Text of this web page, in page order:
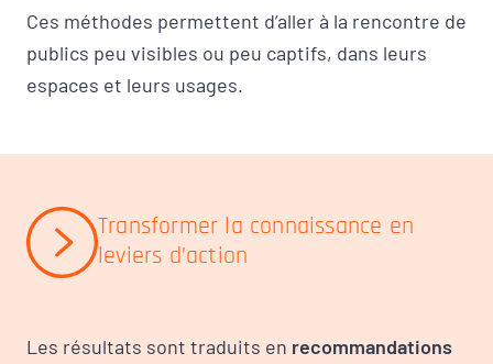
Ces méthodes permettent d’aller à la rencontre de
publics peu visibles ou peu captifs, dans leurs
espaces et leurs usages.
Transformer la connaissance en
leviers d’action
Les résultats sont traduits en recommandations